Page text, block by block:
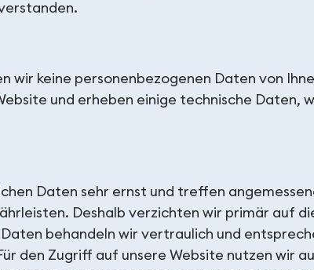
wir keine personenbezogenen Daten von
und erheben einige technische Daten,
Daten sehr ernst und treffen
Deshalb verzichten wir primär auf
behandeln wir vertraulich und
den Zugriff auf unsere Website nutzen wir